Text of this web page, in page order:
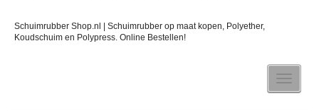
Schuimrubber Shop.nl | Schuimrubber op maat kopen, Polyether,
Koudschuim en Polypress. Online Bestellen!
Toggle